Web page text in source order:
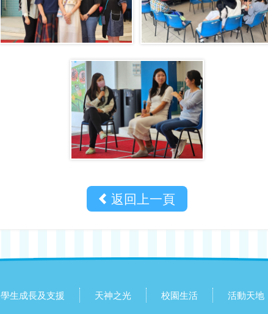
返回上一頁
學生成長及支援 天神之光 校園生活 活動天地